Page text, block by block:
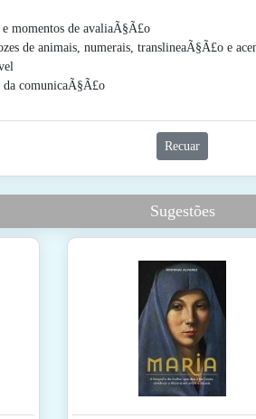
momentos de avaliaÃ§Ã£o
de animais, numerais, translineaÃ§Ã£o e
da comunicaÃ§Ã£o
Recuar
Sugestões